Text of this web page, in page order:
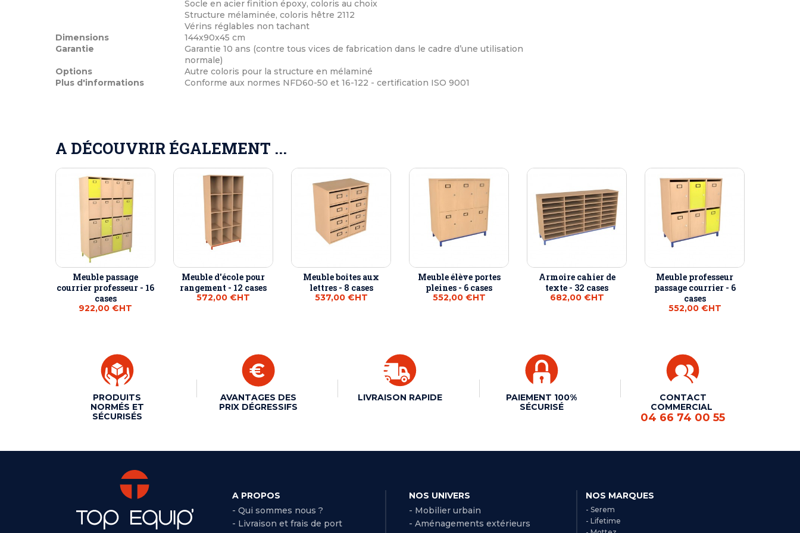
Socle en acier finition époxy, coloris au choix
Structure mélaminée, coloris hêtre 2112
Vérins réglables non tachant
Dimensions
144x90x45 cm
Garantie
Garantie 10 ans (contre tous vices de fabrication dans le cadre d’une utilisation
normale)
Options
Autre coloris pour la structure en mélaminé
Plus d'informations
Conforme aux normes NFD60-50 et 16-122 - certification ISO 9001
A DÉCOUVRIR ÉGALEMENT ...
Meuble passage
courrier professeur - 16
cases
922,00 €HT
Meuble d'école pour
rangement - 12 cases
572,00 €HT
Meuble boites aux
lettres - 8 cases
537,00 €HT
Meuble élève portes
pleines - 6 cases
552,00 €HT
Armoire cahier de
texte - 32 cases
682,00 €HT
Meuble professeur
passage courrier - 6
cases
552,00 €HT
PRODUITS
NORMÉS ET
SÉCURISÉS
AVANTAGES DES
PRIX DÉGRESSIFS
LIVRAISON RAPIDE
PAIEMENT 100%
SÉCURISÉ
CONTACT
COMMERCIAL
04 66 74 00 55
A PROPOS
- Qui sommes nous ?
- Livraison et frais de port
NOS UNIVERS
- Mobilier urbain
- Aménagements extérieurs
NOS MARQUES
- Serem
- Lifetime